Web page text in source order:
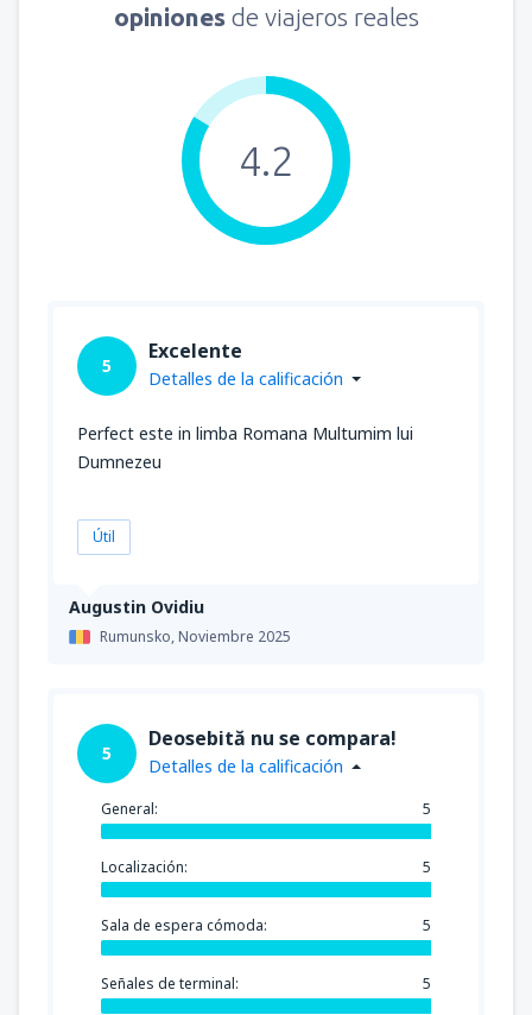
opiniones de viajeros reales
4.2
Augustin Ovidiu
Rumunsko,Noviembre 2025
5
Excelente
Detalles de la calificación
Perfect este in limba Romana Multumim lui
Dumnezeu
Útil
5
Deosebită nu se compara!
Detalles de la calificación
General: 5
Localización: 5
Sala de espera cómoda: 5
Señales de terminal: 5